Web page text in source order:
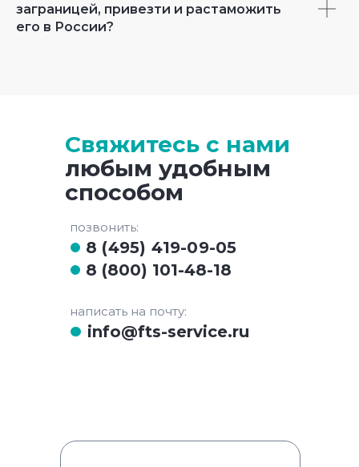
заграницей, привезти и растаможить
его в России?
info@fts-service.ru
написать на почту:
8 (800) 101-48-18
8 (495) 419-09-05
позвонить:
Свяжитесь с нами
любым удобным
способом